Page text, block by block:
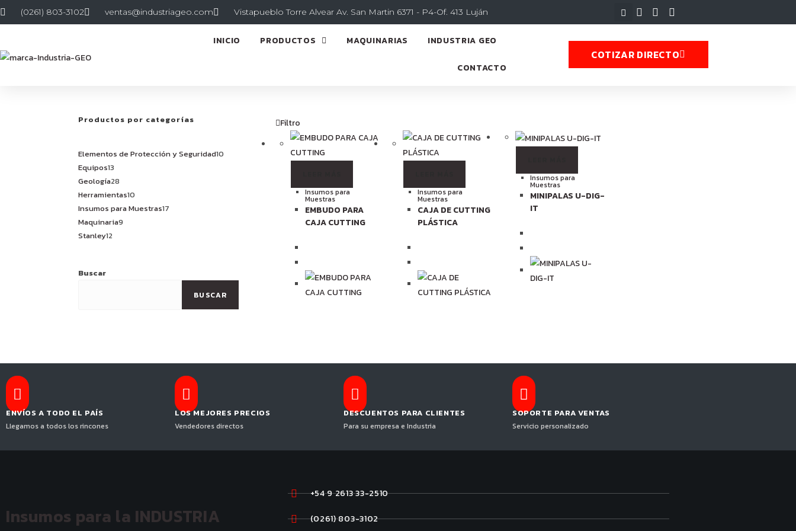
(0261) 803-3102 ventas@industriageo.com Vistapueblo Torre Alvear Av. San Martin 6371 - P4-Of. 413 Luján
INICIO PRODUCTOS MAQUINARIAS INDUSTRIA GEO
CONTACTO
COTIZAR DIRECTO
Filtro
Insumos para
Muestras
EMBUDO PARA
CAJA CUTTING
Insumos para
Muestras
CAJA DE CUTTING
PLÁSTICA
Insumos para
Muestras
MINIPALAS U-DIG-
IT
Productos por categorías
Elementos de Protección y Seguridad10
Equipos13
Geología28
Herramientas10
Insumos para Muestras17
Maquinaria9
Stanley12
Buscar
BUSCAR
ENVÍOS A TODO EL PAÍS
Llegamos a todos los rincones
LOS MEJORES PRECIOS
Vendedores directos
DESCUENTOS PARA CLIENTES
Para su empresa e Industria
SOPORTE PARA VENTAS
Servicio personalizado
Insumos para la INDUSTRIA
+54 9 2613 33-2510
(0261) 803-3102